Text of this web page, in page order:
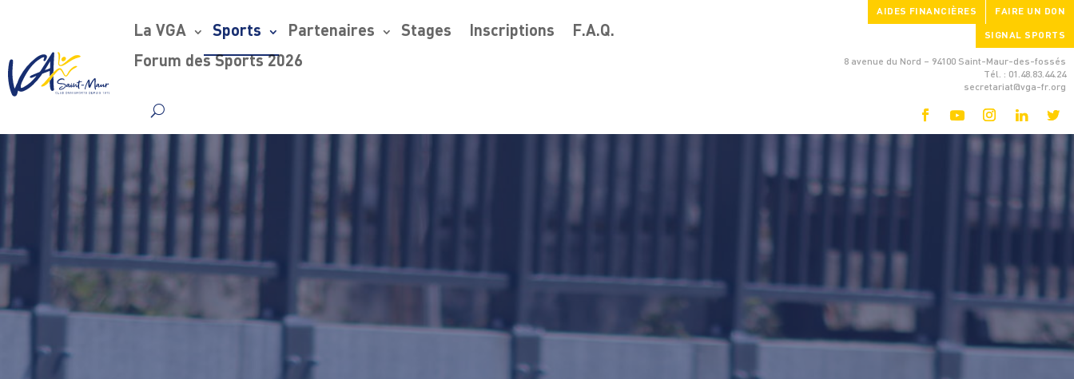
La VGA Sports Partenaires Stages Inscriptions
F.A.Q.
Forum des Sports 2026
AIDES FINANCIÈRES FAIRE UN DON
SIGNAL SPORTS
8 avenue du Nord – 94100 Saint-Maur-des-fossés
Tél. : 01.48.83.44.24
secretariat@vga-fr.org